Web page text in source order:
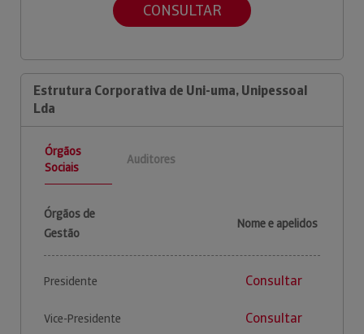
CONSULTAR
Estrutura Corporativa de Uni-uma, Unipessoal
Lda
Órgãos
Sociais
Auditores
Órgãos de
Gestão
Nome e apelidos
Presidente Consultar
Vice-Presidente Consultar